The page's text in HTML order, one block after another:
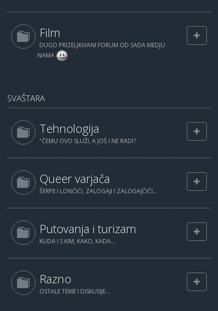
Film
DUGO PRIZELJKIVANI FORUM OD SADA MEDJU
NAMA
SVAŠTARA
Tehnologija
"ČEMU OVO SLUŽI, A JOŠ I NE RADI?
Queer varjača
ŠERPE I LONČIĆI, ZALOGAJI I ZALOGAJČIĆI...
Putovanja i turizam
KUDA I S KIM, KAKO, KADA...
Razno
OSTALE TEME I DISKUSIJE...